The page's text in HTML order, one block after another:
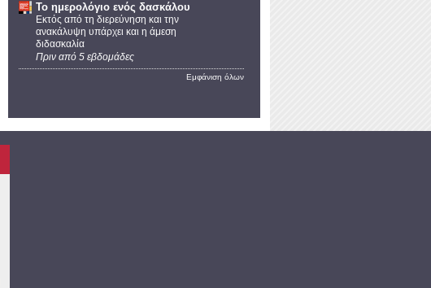
Το ημερολόγιο ενός δασκάλου
Εκτός από τη διερεύνηση και την
ανακάλυψη υπάρχει και η άμεση
διδασκαλία
Πριν από 5 εβδομάδες
Εμφάνιση όλων